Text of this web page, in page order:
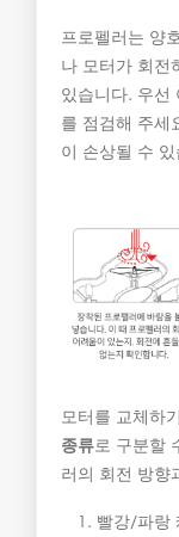
프로펠러는 양
나 모터가 회전
있습니다. 우선
를 점검해 주세
이 손상될 수
모터를 교체하
종류로 구분할
러의 회전 방향
빨강/파랑